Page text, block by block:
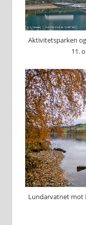
Aktivitetsparken
11.
Lundarvatnet mot